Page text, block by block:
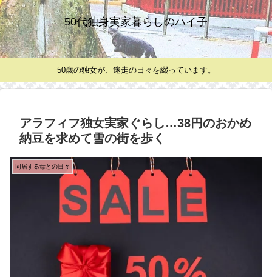
50代独身実家暮らしのハイ子
50歳の独女が、迷走の日々を綴っています。
アラフィフ独女実家ぐらし…38円のおかめ
納豆を求めて雪の街を歩く
同居する母との日々